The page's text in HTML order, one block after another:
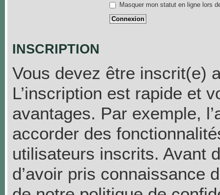
Masquer mon statut en ligne lors
INSCRIPTION
Vous devez être inscrit(e)
L’inscription est rapide et
avantages. Par exemple,
accorder des
utilisateurs inscrits. Avant
d’avoir pris connaissance